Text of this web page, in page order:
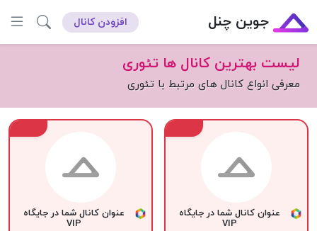
جوین چنل افزودن کانال
لیست بهترین کانال ها تئوری
معرفی انواع کانال های مرتبط با تئوری
عنوان کانال شما در جایگاه
VIP
عنوان کانال شما در جایگاه
VIP